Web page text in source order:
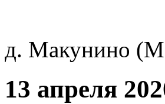
д. Макунино
13 апреля